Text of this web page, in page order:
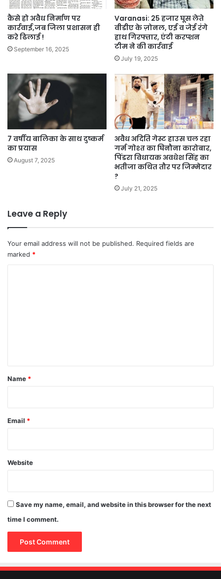
कैसे हो अवैध निर्माण पर
कार्रवाई,जब जिला प्रशासन ही
करे ढिलाई !
September 16, 2025
Varanasi: 25 हजार घूस लेते
वीडीए के ज़ोनल, एई व जेई रंगे
हाथ गिरफ्तार, एंटी करप्शन
टीम ने की कार्रवाई
July 19, 2025
7 वर्षीय बालिका के साथ दुष्कर्म
का प्रयास
August 7, 2025
अवैध अदिति गेस्ट हाउस चल रहा
गर्म गोश्त का घिनौना कारोबार,
पिंडरा विधायक अवधेश सिंह का
भतीजा कथित तौर पर जिम्मेदार
?
July 21, 2025
Leave a Reply
Your email address will not be published. Required fields are
marked *
*
Name *
Email *
Website
Save my name, email, and website in this browser for the next
time I comment.